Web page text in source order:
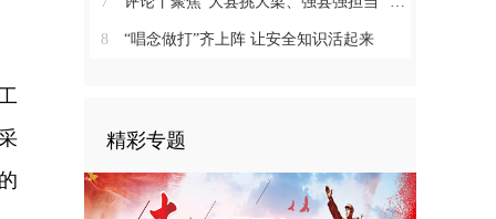
8 “唱念做打”齐上阵 让安全知识活起来
精彩专题